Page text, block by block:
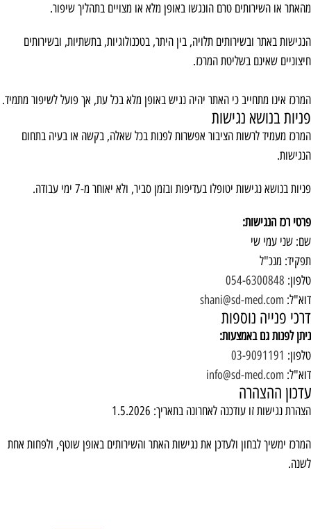
מהאתר או השירותים טרם הונגשו באופן מלא או מצויים בתהליך שיפור.
הנגישות באתר ובשירותים תלויה, בין היתר, בטכנולוגיות, בתשתיות, ובשירותים
חיצוניים שאינם בשליטת המרכז.
המרכז אינו מתחייב כי האתר יהיה נגיש באופן מלא בכל עת, אך פועל לשיפור מתמיד.
פניות בנושא נגישות
המרכז מעמיד לרשות הציבור אפשרות לפנות בכל שאלה, בקשה או בעיה בתחום
הנגישות.
פניות בנושא נגישות יטופלו בעדיפות ובזמן סביר, ולא יאוחר מ-7 ימי עבודה.
פרטי רכז הנגישות:
שם: שני עמי שי
תפקיד: מנכ"ל
טלפון: 054-6300848
דוא"ל: shani@sd-med.com
דרכי פנייה נוספות
ניתן לפנות גם באמצעות:
טלפון: 03-9091191
דוא"ל: info@sd-med.com
עדכון ההצהרה
הצהרת נגישות זו עודכנה לאחרונה בתאריך: 1.5.2026
המרכז ימשיך לבחון ולעדכן את נגישות האתר והשירותים באופן שוטף, ולפחות אחת
לשנה.